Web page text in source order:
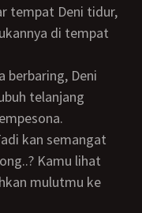
tempat Deni tidur,
di tempat
telanjang
Kamu lihat
mulutmu ke